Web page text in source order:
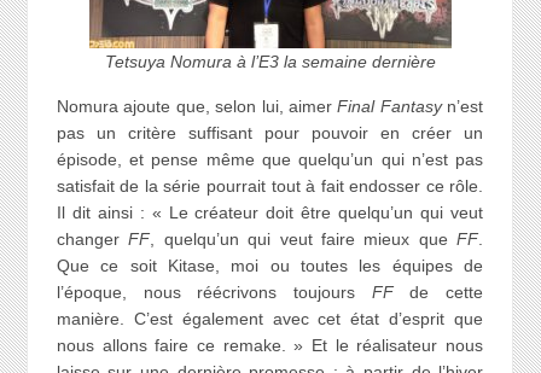
Tetsuya Nomura à l’E3 la semaine dernière
Nomura ajoute que, selon lui, aimerFinal Fantasyn’est
pas un critère suffisant pour pouvoir en créer un
épisode, et pense même que quelqu’un qui n’est pas
satisfait de la série pourrait tout à fait endosser ce rôle.
Il dit ainsi : « Le créateur doit être quelqu’un qui veut
changerFF , quelqu’un qui veut faire mieux queFF
Que ce soit Kitase, moi ou toutes les équipes de
l’époque, nous réécrivons toujours FFde cette
manière. C’est également avec cet état d’esprit que
nous allons faire ce remake. » Et le réalisateur nous